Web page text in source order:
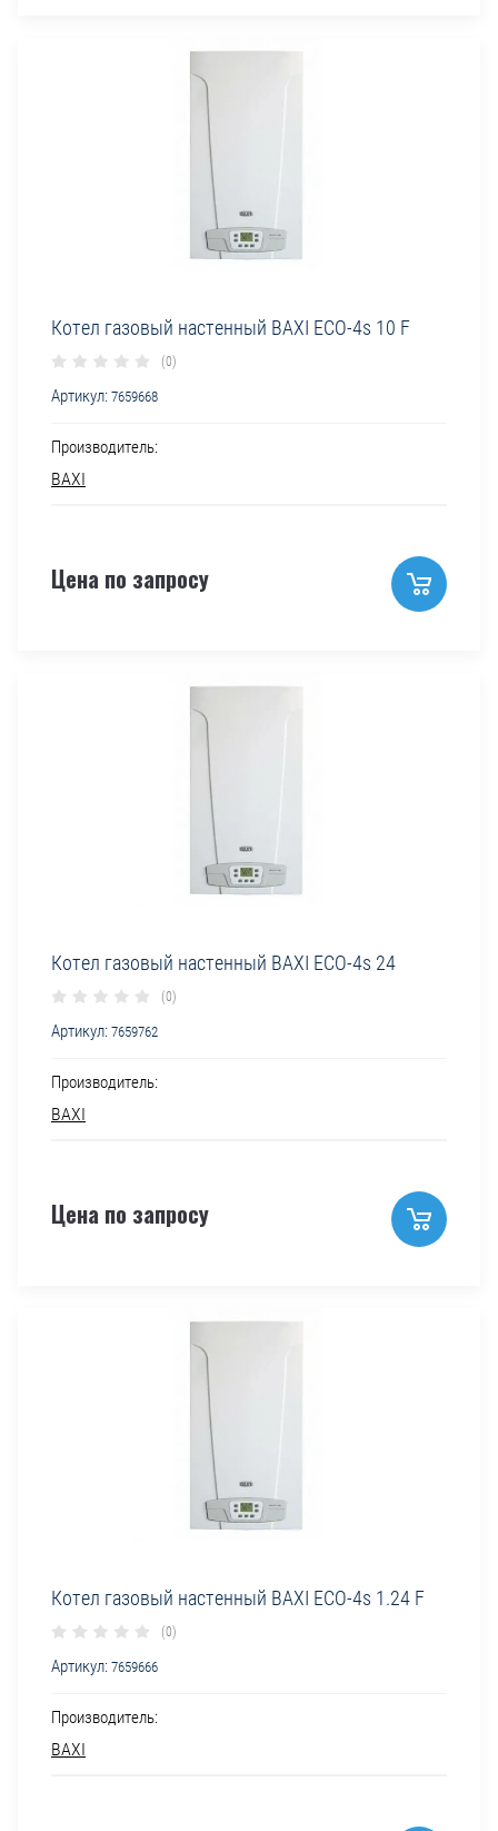
Котел газовый настенный BAXI ECO-4s 10 F
(0)
Артикул: 7659668
Производитель:
BAXI
Цена по запросу
Котел газовый настенный BAXI ECO-4s 24
(0)
Артикул: 7659762
Производитель:
BAXI
Цена по запросу
Котел газовый настенный BAXI ECO-4s 1.24 F
(0)
Артикул: 7659666
Производитель:
BAXI